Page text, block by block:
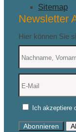
Sitemap
Newsletter
Hier können Sie
Ich akzeptiere
Abonnieren